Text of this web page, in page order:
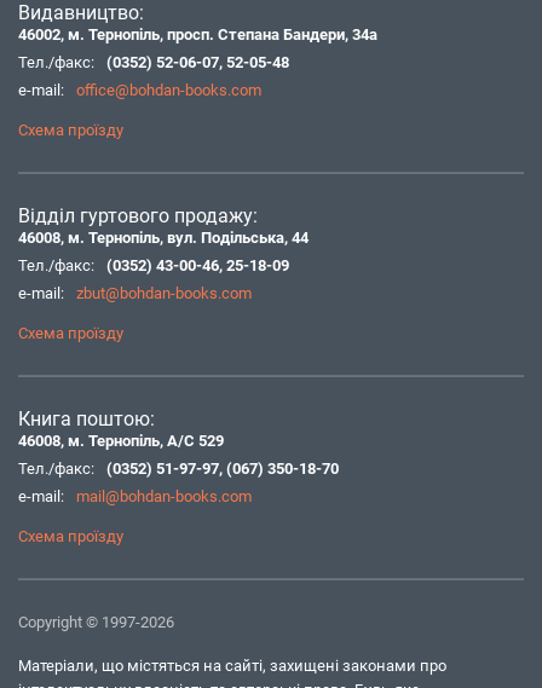
Видавництво:
46002, м. Тернопіль, просп. Степана Бандери, 34а
Тел./факс:
(0352) 52-06-07, 52-05-48
e-mail:
office@bohdan-books.com
Схема проїзду
Відділ гуртового продажу:
46008, м. Тернопіль, вул. Подільська, 44
Тел./факс:
(0352) 43-00-46, 25-18-09
e-mail:
zbut@bohdan-books.com
Схема проїзду
Книга поштою:
46008, м. Тернопіль, А/С 529
Тел./факс:
(0352) 51-97-97, (067) 350-18-70
e-mail:
mail@bohdan-books.com
Схема проїзду
Copyright © 1997-2026
Матеріали, що містяться на сайті, захищені законами про